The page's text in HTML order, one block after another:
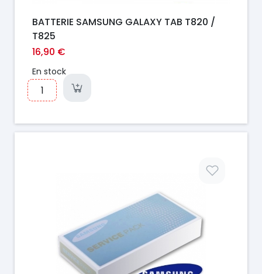
BATTERIE SAMSUNG GALAXY TAB T820 /
T825
16,90 €
En stock